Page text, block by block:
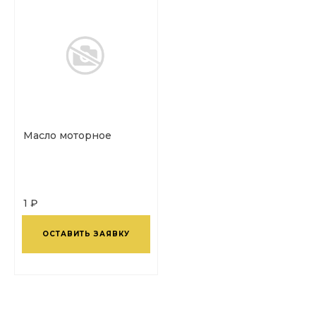
Масло моторное
1 ₽
ОСТАВИТЬ ЗАЯВКУ